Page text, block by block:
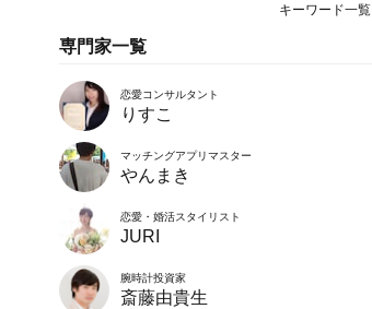
キーワード一覧
専門家一覧
恋愛コンサルタント
りすこ
マッチングアプリマスター
やんまき
恋愛・婚活スタイリスト
JURI
腕時計投資家
斎藤由貴生